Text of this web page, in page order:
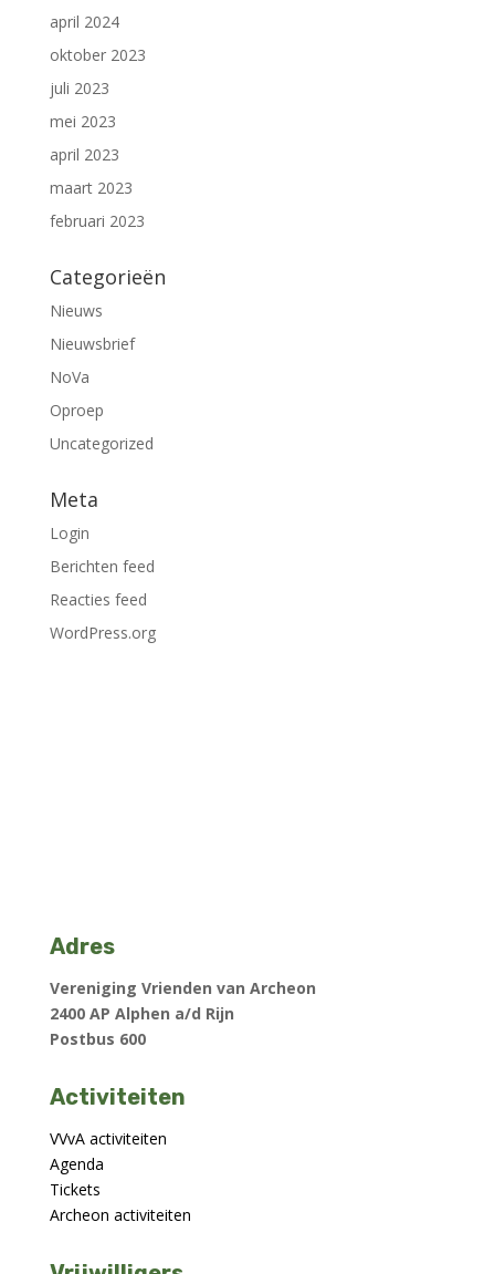
april 2024
oktober 2023
juli 2023
mei 2023
april 2023
maart 2023
februari 2023
Categorieën
Nieuws
Nieuwsbrief
NoVa
Oproep
Uncategorized
Meta
Login
Berichten feed
Reacties feed
WordPress.org
Adres
Vereniging Vrienden van Archeon
2400 AP Alphen a/d Rijn
Postbus 600
Activiteiten
VVvA activiteiten
Agenda
Tickets
Archeon activiteiten